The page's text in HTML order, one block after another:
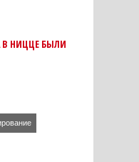
В НИЦЦЕ БЫЛИ